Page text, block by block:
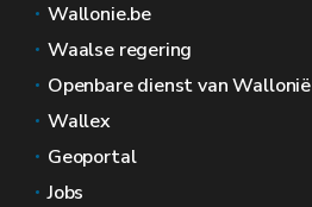
Wallonie.be
Waalse regering
Openbare dienst van Wallonië
Wallex
Geoportal
Jobs